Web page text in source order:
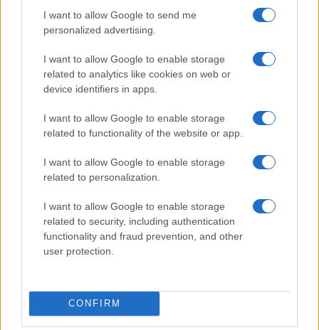
I want to allow Google to send me
personalized advertising.
I want to allow Google to enable storage
related to analytics like cookies on web or
device identifiers in apps.
I want to allow Google to enable storage
related to functionality of the website or app.
I want to allow Google to enable storage
related to personalization.
I want to allow Google to enable storage
related to security, including authentication
functionality and fraud prevention, and other
user protection.
CONFIRM
Földrészeken átívelő kulturális örökséget
mutat be a Szigeten a Romani Design
felkeresni a Romani Design 16 éves szakmai és
közösségépítő munkájára épülő programokat. Az egyes
örökségétől az emancipáció hagyományán, a kortárs
egészen a társadalmi felelősségvállalás kérdéséig vezetik
végig a látogatókat.
PROGRAM
Erre a tíz kérdésre biztosan választ kapsz
A Szigligeti Alkotóház augusztusban új találkozások
otthonává válik: augusztus 22-én az Irodalmi Szigliget egész